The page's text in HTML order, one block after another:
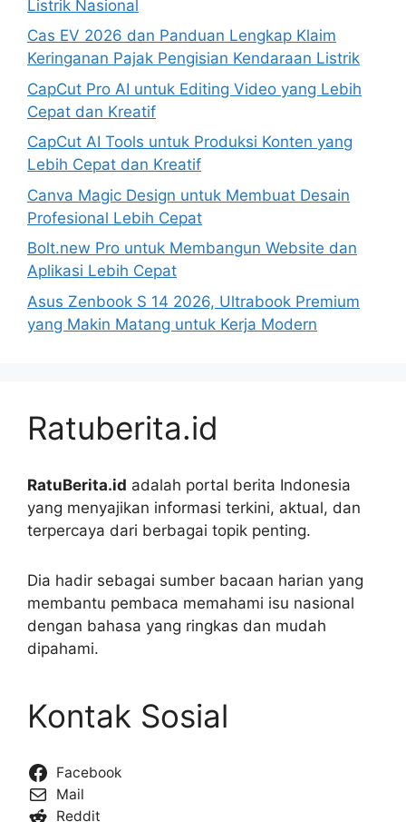
Listrik Nasional
Cas EV 2026 dan Panduan Lengkap Klaim
Keringanan Pajak Pengisian Kendaraan Listrik
CapCut Pro AI untuk Editing Video yang Lebih
Cepat dan Kreatif
CapCut AI Tools untuk Produksi Konten yang
Lebih Cepat dan Kreatif
Canva Magic Design untuk Membuat Desain
Profesional Lebih Cepat
Bolt.new Pro untuk Membangun Website dan
Aplikasi Lebih Cepat
Asus Zenbook S 14 2026, Ultrabook Premium
yang Makin Matang untuk Kerja Modern
Ratuberita.id
RatuBerita.id adalah portal berita Indonesia
yang menyajikan informasi terkini, aktual, dan
terpercaya dari berbagai topik penting.
Dia hadir sebagai sumber bacaan harian yang
membantu pembaca memahami isu nasional
dengan bahasa yang ringkas dan mudah
dipahami.
Kontak Sosial
Facebook
Mail
Reddit